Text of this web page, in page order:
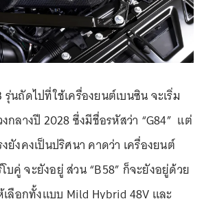
นถัดไปที่ใช้เครื่องยนต์เบนซิน จะเริ่ม
กลางปี 2028 ซึ่งมีชื่อรหัสว่า “G84” แต่
ยังคงเป็นปริศนา คาดว่า เครื่องยนต์
บคู่ จะยังอยู่ ส่วน “B58” ก็จะยังอยู่ด้วย
เลือกทั้งแบบ Mild Hybrid 48V และ